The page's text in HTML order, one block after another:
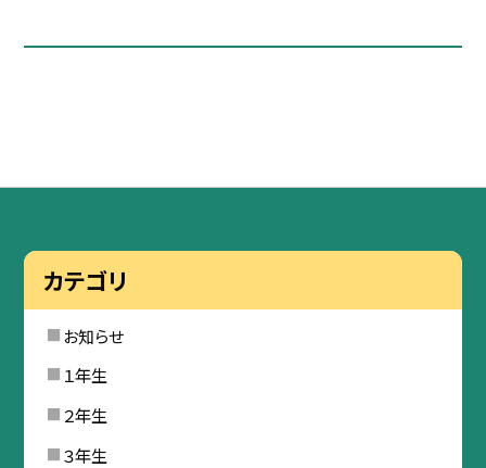
カテゴリ
お知らせ
１年生
２年生
３年生